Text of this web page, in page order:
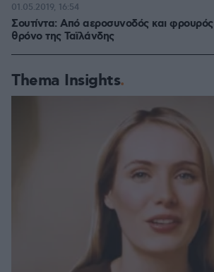
Σουτίντα: Από αεροσυνοδός και
θρόνο της Ταϊλάνδης
01.05.2019, 16:54
Thema Insights